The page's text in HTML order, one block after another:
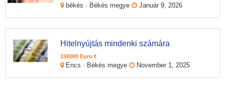
békés · Békés megye Január 9, 2026
Hitelnyújtás mindenki számára
150000 Euro €
Encs · Békés megye November 1, 2025